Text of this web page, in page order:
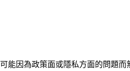
能因為政策面或隱私方面的問題